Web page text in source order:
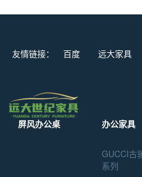
友情链接： 百度 远大家具
屏风办公桌 办公家具
GUCCI古
系列